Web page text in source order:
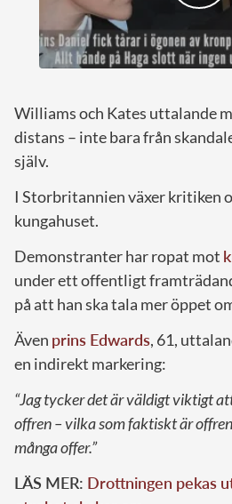
Williams och Kates uttalande
distans – inte bara från
själv.
I Storbritannien växer kritiken
kungahuset.
Demonstranter har ropat mot
under ett offentligt
på att han ska tala mer öppet
Även prins Edwards, 61,
en indirekt markering:
“Jag tycker det är väldigt viktigt
offren – vilka som faktiskt är
många offer.”
LÄS MER: Drottningen pekas